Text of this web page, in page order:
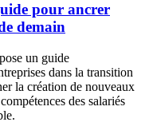
pour ancrer
demain
un guide
dans la transition
la création de nouveaux
des salariés